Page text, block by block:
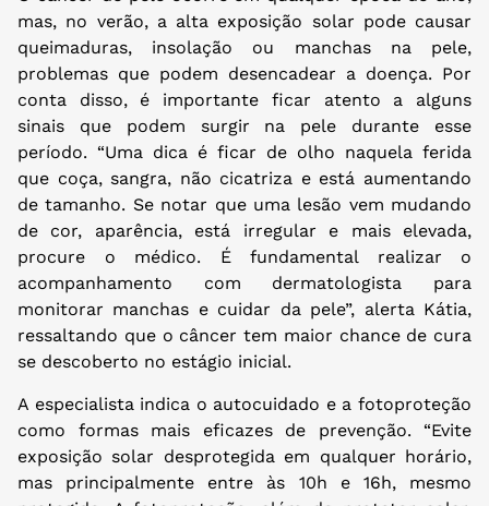
mas, no verão, a alta exposição solar pode causar
queimaduras, insolação ou manchas na pele,
problemas que podem desencadear a doença. Por
conta disso, é importante ficar atento a alguns
sinais que podem surgir na pele durante esse
período. “Uma dica é ficar de olho naquela ferida
que coça, sangra, não cicatriza e está aumentando
de tamanho. Se notar que uma lesão vem mudando
de cor, aparência, está irregular e mais elevada,
procure o médico. É fundamental realizar o
acompanhamento com dermatologista para
monitorar manchas e cuidar da pele”, alerta Kátia,
ressaltando que o câncer tem maior chance de cura
se descoberto no estágio inicial.
A especialista indica o autocuidado e a fotoproteção
como formas mais eficazes de prevenção. “Evite
exposição solar desprotegida em qualquer horário,
mas principalmente entre às 10h e 16h, mesmo